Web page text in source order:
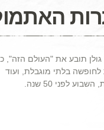
האתמול: 1 ביולי,
תובע את "העולם הזה",
לחופשה בלתי מוגבלת, ועוד
לפני 50 שנה.